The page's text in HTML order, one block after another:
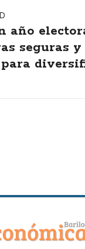
año
seguras y